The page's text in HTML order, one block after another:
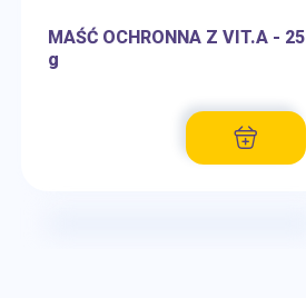
MAŚĆ OCHRONNA Z VIT.A - 25
g